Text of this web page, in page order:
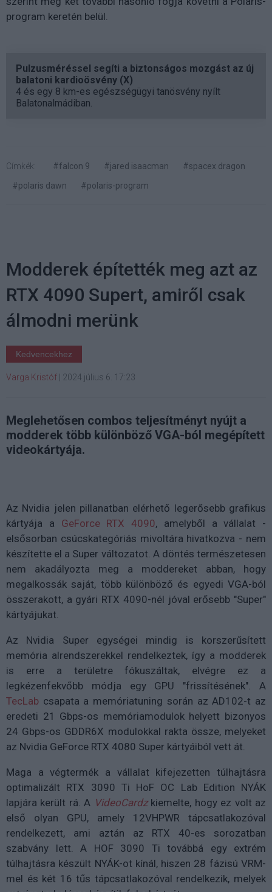
program keretén belül.
Pulzusméréssel segíti a biztonságos mozgást az új
balatoni kardioösvény (X)
4 és egy 8 km-es egészségügyi tanösvény nyílt
Balatonalmádiban.
Címkék: #falcon 9 #jared isaacman
#spacex dragon
#polaris dawn
#polaris-program
Modderek építették meg azt az
RTX 4090 Supert, amiről csak
álmodni merünk
Kedvencekhez
Varga Kristóf 2024 július 6. 17:23
Meglehetősen combos teljesítményt nyújt a
modderek több különböző VGA-ból megépített
videokártyája.
Az Nvidia jelen pillanatban elérhető legerősebb grafikus
kártyája a GeForce RTX 4090, amelyből a vállalat -
elsősorban csúcskategóriás mivoltára hivatkozva - nem
készítette el a Super változatot. A döntés természetesen
nem akadályozta meg a moddereket abban, hogy
megalkossák saját, több különböző és egyedi VGA-ból
összerakott, a gyári RTX 4090-nél jóval erősebb "Super"
kártyájukat.
Az Nvidia Super egységei mindig is korszerűsített
memória alrendszerekkel rendelkeztek, így a modderek
is erre a területre fókuszáltak, elvégre ez a
legkézenfekvőbb módja egy GPU "frissítésének". A
TecLab csapata a memóriatuning során az AD102-t az
eredeti 21 Gbps-os memóriamodulok helyett bizonyos
24 Gbps-os GDDR6X modulokkal rakta össze, melyeket
az Nvidia GeForce RTX 4080 Super kártyáiból vett át.
Maga a végtermék a vállalat kifejezetten túlhajtásra
optimalizált RTX 3090 Ti HoF OC Lab Edition NYÁK
lapjára került rá. A VideoCardzkiemelte, hogy ez volt az
első olyan GPU, amely 12VHPWR tápcsatlakozóval
rendelkezett, ami aztán az RTX 40-es sorozatban
szabvány lett. A HOF 3090 Ti továbbá egy extrém
túlhajtásra készült NYÁK-ot kínál, hiszen 28 fázisú VRM-
mel és két 16 tűs tápcsatlakozóval rendelkezik, melyek